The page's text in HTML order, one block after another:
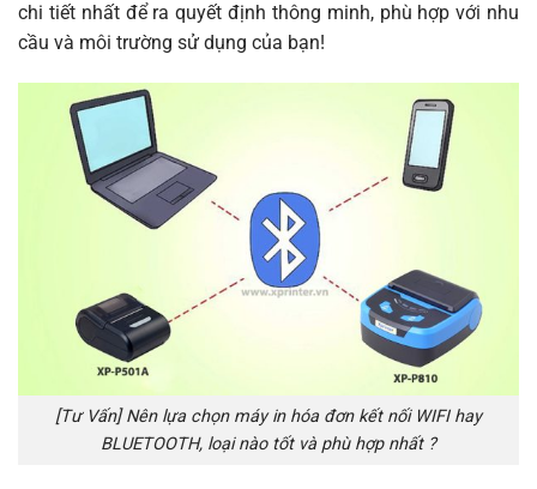
chi tiết nhất để ra quyết định thông minh, phù hợp với nhu
cầu và môi trường sử dụng của bạn!
[Tư Vấn] Nên lựa chọn máy in hóa đơn kết nối WIFI hay
BLUETOOTH, loại nào tốt và phù hợp nhất ?